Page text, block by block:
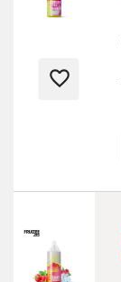
favorite_border